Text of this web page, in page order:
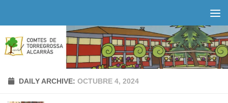
DAILY ARCHIVE: OCTUBRE 4, 2024